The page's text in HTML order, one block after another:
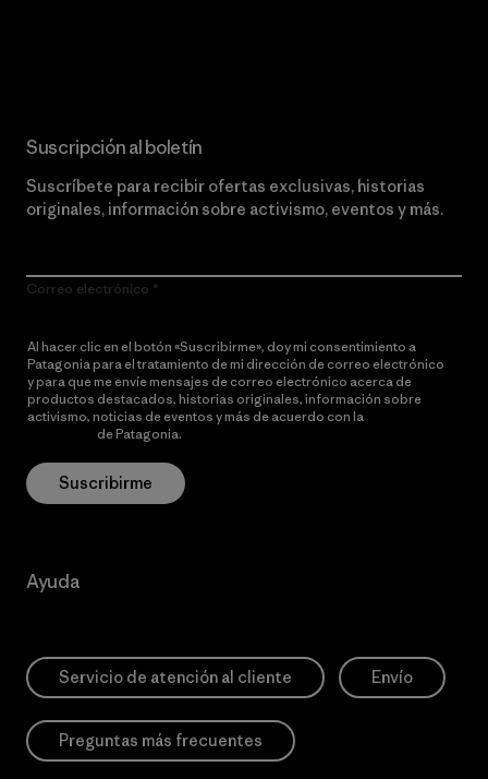
Suscripción al boletín
Suscríbete para recibir ofertas exclusivas, historias
originales, información sobre activismo, eventos y más.
Correo electrónico
Al hacer clic en el botón «Suscribirme», doy mi consentimiento a
Patagonia para el tratamiento de mi dirección de correo electrónico
y para que me envíe mensajes de correo electrónico acerca de
productos destacados, historias originales, información sobre
activismo, noticias de eventos y más de acuerdo con la
de Patagonia.
Suscribirme
Ayuda
Servicio de atención al cliente Envío
Preguntas más frecuentes